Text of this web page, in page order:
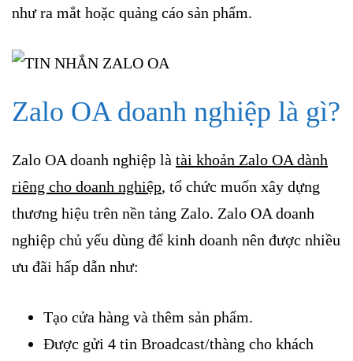
như ra mắt hoặc quảng cáo sản phẩm.
Zalo OA doanh nghiệp là gì?
Zalo OA doanh nghiệp là tài khoản Zalo OA dành
riêng cho doanh nghiệp, tổ chức muốn xây dựng
thương hiệu trên nền tảng Zalo. Zalo OA doanh
nghiệp chủ yếu dùng để kinh doanh nên được nhiều
ưu đãi hấp dẫn như:
Tạo cửa hàng và thêm sản phẩm.
Được gửi 4 tin Broadcast/thàng cho khách